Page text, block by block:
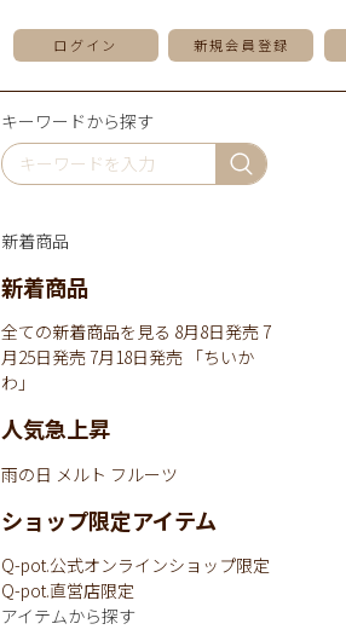
ログイン 新規会員登録
キーワードから探す
新着商品
新着商品
全ての新着商品を見る 8月8日発売7
月25日発売7月18日発売 「ちいか
わ」
人気急上昇
雨の日 メルト フルーツ
ショップ限定アイテム
Q-pot.公式オンラインショップ限定
Q-pot.直営店限定
アイテムから探す